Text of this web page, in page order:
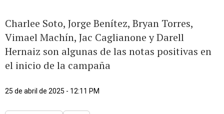
Charlee Soto, Jorge Benítez, Bryan Torres,
Vimael Machín, Jac Caglianone y Darell
Hernaiz son algunas de las notas positivas en
el inicio de la campaña
25 de abril de 2025 - 12:11 PM